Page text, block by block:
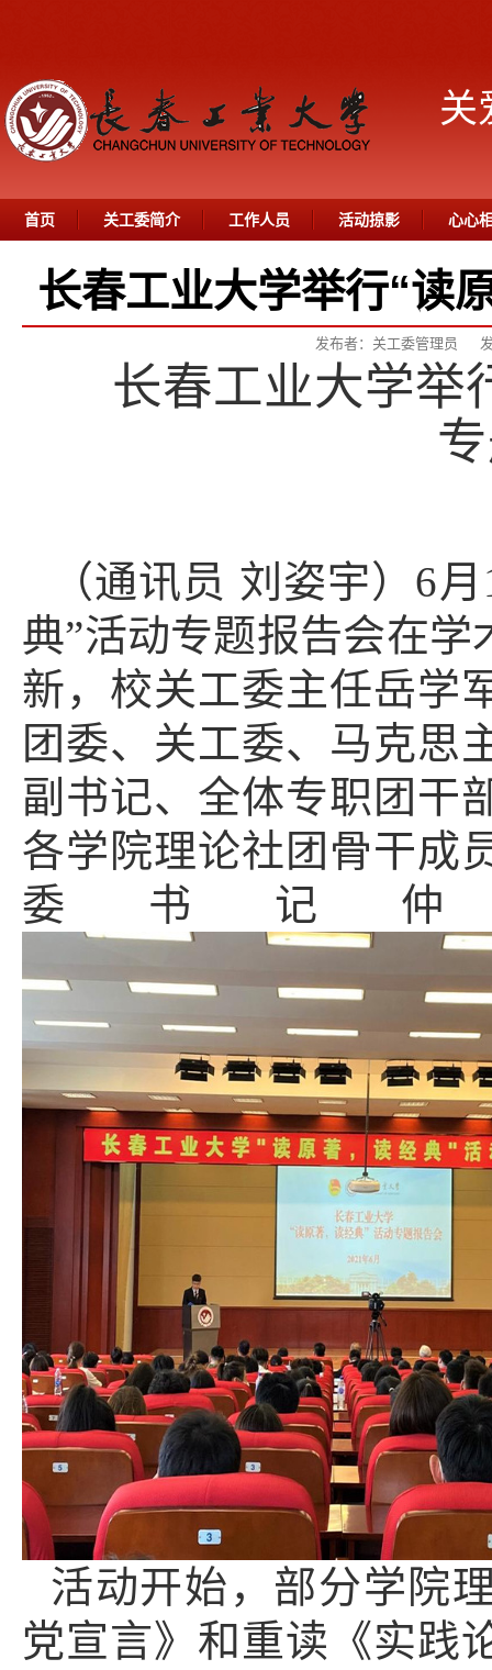
关
首页 关工委简介 工作人员 活动掠影 心心
长春工业大学举行“读
发布者：关工委管理员
长春工业大学举
（通讯员 刘姿宇） 6月
典”活动专题报告会在学
新，校关工委主任岳学
团委、关工委、马克思
副书记、全体专职团干
各学院理论社团骨干成
委书记
活动开始，部分学院
党宣言》 和重读 《实践